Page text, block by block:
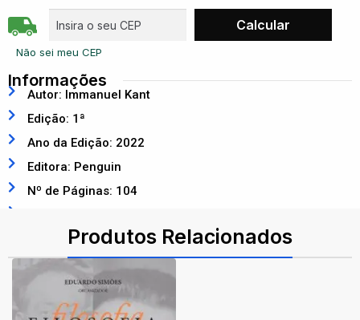
Não sei meu CEP
Informações
Autor: Immanuel Kant
Edição: 1ª
Ano da Edição: 2022
Editora: Penguin
Nº de Páginas: 104
Produtos Relacionados